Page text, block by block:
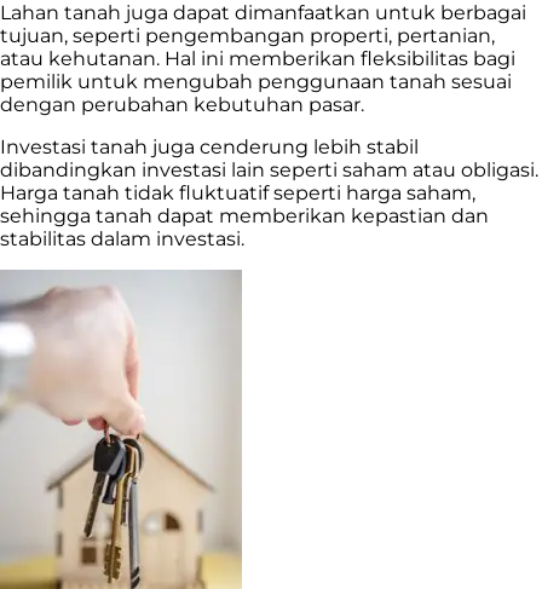
Lahan tanah juga dapat dimanfaatkan untuk berbagai
tujuan, seperti pengembangan properti, pertanian,
atau kehutanan. Hal ini memberikan fleksibilitas bagi
pemilik untuk mengubah penggunaan tanah sesuai
dengan perubahan kebutuhan pasar.
Investasi tanah juga cenderung lebih stabil
dibandingkan investasi lain seperti saham atau obligasi.
Harga tanah tidak fluktuatif seperti harga saham,
sehingga tanah dapat memberikan kepastian dan
stabilitas dalam investasi.